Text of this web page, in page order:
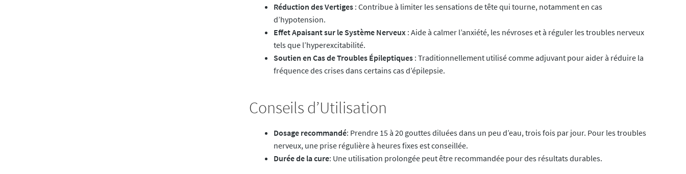
Réduction des Vertiges: Contribue à limiter les sensations de tête qui tourne, notamment en cas
d’hypotension.
Effet Apaisant sur le Système Nerveux: Aide à calmer l’anxiété, les névroses et à réguler les troubles nerveux
tels que l’hyperexcitabilité.
Soutien en Cas de Troubles Épileptiques: Traditionnellement utilisé comme adjuvant pour aider à réduire la
fréquence des crises dans certains cas d’épilepsie.
Conseils d’Utilisation
Dosage recommandé: Prendre 15 à 20 gouttes diluées dans un peu d’eau, trois fois par jour. Pour les troubles
nerveux, une prise régulière à heures fixes est conseillée.
Durée de la cure: Une utilisation prolongée peut être recommandée pour des résultats durables.